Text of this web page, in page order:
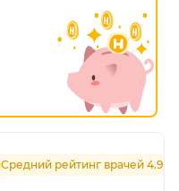
Средний рейтинг врачей 4.9